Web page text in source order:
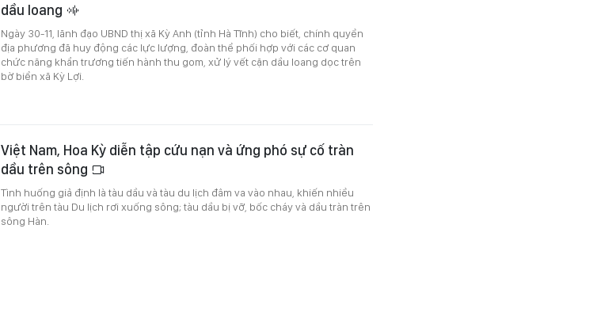
dầu loang
Ngày 30-11, lãnh đạo UBND thị xã Kỳ Anh (tỉnh Hà Tĩnh) cho biết, chính quyền
địa phương đã huy động các lực lượng, đoàn thể phối hợp với các cơ quan
chức năng khẩn trương tiến hành thu gom, xử lý vết cặn dầu loang dọc trên
bờ biển xã Kỳ Lợi.
Việt Nam, Hoa Kỳ diễn tập cứu nạn và ứng phó sự cố tràn
dầu trên sông
Tình huống giả định là tàu dầu và tàu du lịch đâm va vào nhau, khiến nhiều
người trên tàu Du lịch rơi xuống sông; tàu dầu bị vỡ, bốc cháy và dầu tràn trên
sông Hàn.